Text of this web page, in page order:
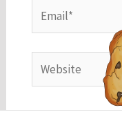
Email*
Website
Salvar meus